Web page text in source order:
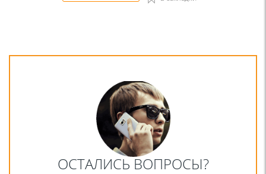
ОСТАЛИСЬ ВОПРОСЫ?